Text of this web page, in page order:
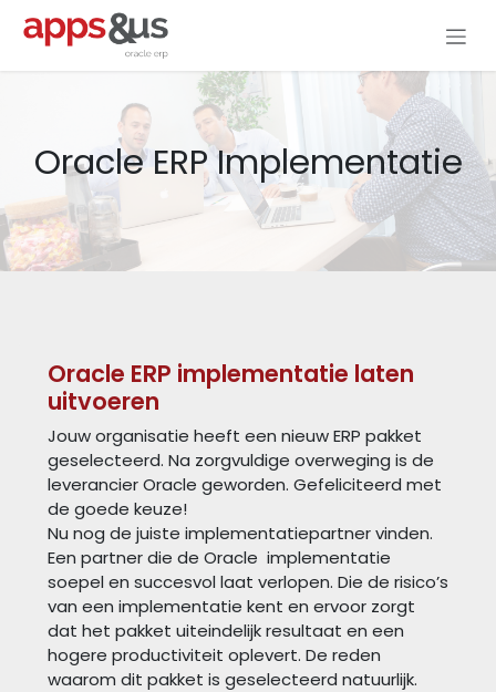
Overslaan naar inhoud
Oracle ERP Implementatie
Oracle ERP implementatie laten
uitvoeren
Jouw organisatie heeft een nieuw ERP pakket
geselecteerd. Na zorgvuldige overweging is de
leverancier Oracle geworden. Gefeliciteerd met
de goede keuze!
Nu nog de juiste implementatiepartner vinden.
Een partner die de Oracle implementatie
soepel en succesvol laat verlopen. Die de risico’s
van een implementatie kent en ervoor zorgt
dat het pakket uiteindelijk resultaat en een
hogere productiviteit oplevert. De reden
waarom dit pakket is geselecteerd natuurlijk.